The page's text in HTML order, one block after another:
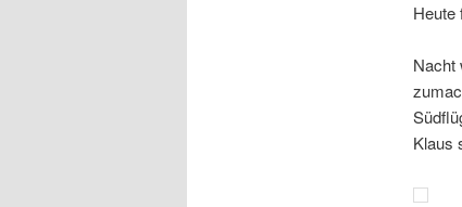
Heute
Nacht
Klaus